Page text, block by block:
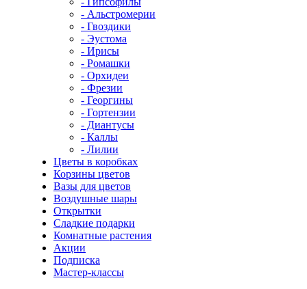
- Альстромерии
- Гвоздики
- Эустома
- Ирисы
- Ромашки
- Орхидеи
- Фрезии
- Георгины
- Гортензии
- Диантусы
- Каллы
- Лилии
Цветы в коробках
Корзины цветов
Вазы для цветов
Воздушные шары
Открытки
Сладкие подарки
Комнатные растения
Акции
Подписка
Мастер-классы